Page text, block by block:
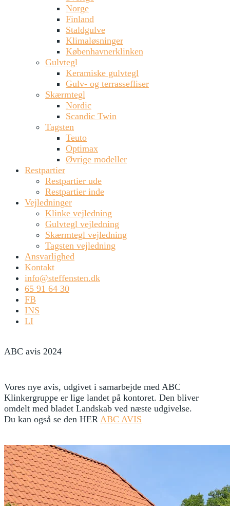
Norge
Finland
Staldgulve
Klimaløsninger
Københavnerklinken
Gulvtegl
Keramiske gulvtegl
Gulv- og terrassefliser
Skærmtegl
Nordic
Scandic Twin
Tagsten
Teuto
Optimax
Øvrige modeller
Restpartier
Restpartier ude
Restpartier inde
Vejledninger
Klinke vejledning
Gulvtegl vejledning
Skærmtegl vejledning
Tagsten vejledning
Ansvarlighed
Kontakt
info@steffensten.dk
65 91 64 30
FB
INS
LI
ABC avis 2024
Vores nye avis, udgivet i samarbejde med ABC
Klinkergruppe er lige landet på kontoret. Den bliver
omdelt med bladet Landskab ved næste udgivelse.
Du kan også se den HER ABC AVIS